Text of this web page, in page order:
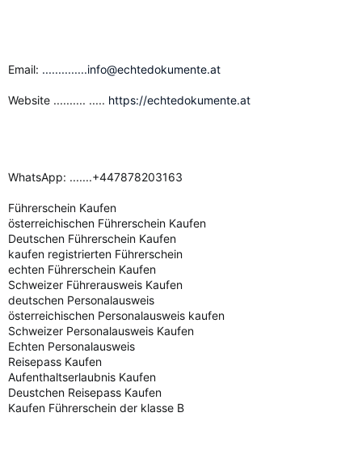
Email: ..............info@echtedokumente.at
Website .......... ..... https://echtedokumente.at
WhatsApp: .......+447878203163
Führerschein Kaufen
österreichischen Führerschein Kaufen
Deutschen Führerschein Kaufen
kaufen registrierten Führerschein
echten Führerschein Kaufen
Schweizer Führerausweis Kaufen
deutschen Personalausweis
österreichischen Personalausweis kaufen
Schweizer Personalausweis Kaufen
Echten Personalausweis
Reisepass Kaufen
Aufenthaltserlaubnis Kaufen
Deustchen Reisepass Kaufen
Kaufen Führerschein der klasse B